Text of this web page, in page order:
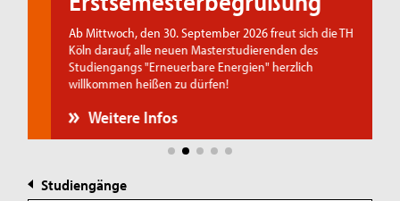
Ab Mittwoch, den 30. September 2026 freut sich die TH
Köln darauf, alle neuen Masterstudierenden des
Studiengangs "Erneuerbare Energien" herzlich
willkommen heißen zu dürfen!
Weitere Infos
Studiengänge